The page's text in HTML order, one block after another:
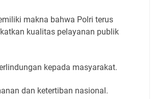
makna bahwa Polri terus
kualitas pelayanan publik
kepada masyarakat.
dan ketertiban nasional.